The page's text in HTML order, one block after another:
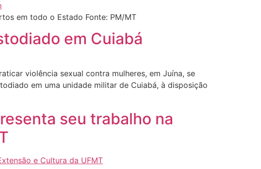
em todo o Estado Fonte: PM/MT
em Cuiabá
violência sexual contra mulheres, em Juína, se
em uma unidade militar de Cuiabá, à disposição
seu trabalho na